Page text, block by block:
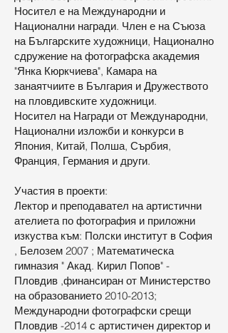
Носител е на Международни и
Национални награди. Член е на Съюза
на Българските художници, Национално
сдружение на фотографска академия
"Янка Кюркчиева", Камара на
занаятчиите в България и Дружеството
на пловдивските художници.
Носител на Награди от Международни,
Национални изложби и конкурси в
Япония, Китай, Полша, Сърбия,
Франция, Германия и други.
Участия в проекти:
Лектор и преподавател на артистични
ателиета по фотография и приложни
изкуства към: Полски институт в София
, Белозем 2007 ; Математическа
гимназия " Акад. Кирил Попов" -
Пловдив ,финансиран от Министерство
на образованието 2010-2013;
Международни фотографски срещи
Пловдив -2014 с артистичен директор и